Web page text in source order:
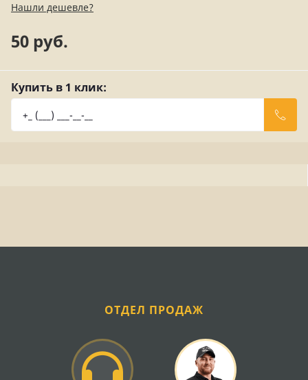
Нашли дешевле?
50 руб.
Купить в 1 клик:
ОТДЕЛ ПРОДАЖ